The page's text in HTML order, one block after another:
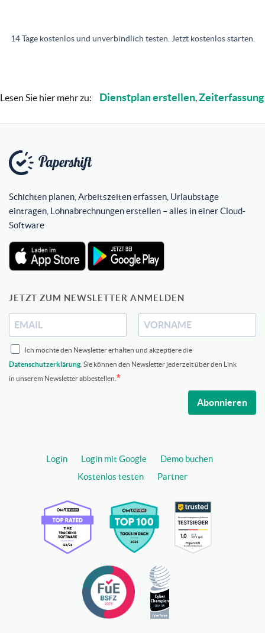
14 Tage kostenlos und unverbindlich testen. Jetzt kostenlos starten.
Lesen Sie hier mehr zu: Dienstplan erstellen,Zeiterfassung
Schichten planen, Arbeitszeiten erfassen, Urlaubstage
eintragen, Lohnabrechnungen erstellen – alles in einer Cloud-
Software
JETZT ZUM NEWSLETTER ANMELDEN
Ich möchte den Newsletter erhalten und akzeptiere die
Datenschutzerklärung . Sie können den Newsletter jederzeit über den Link
in unserem Newsletter abbestellen.
Abonnieren
Login Login mit Google
Demo buchen
Kostenlos testen
Partner